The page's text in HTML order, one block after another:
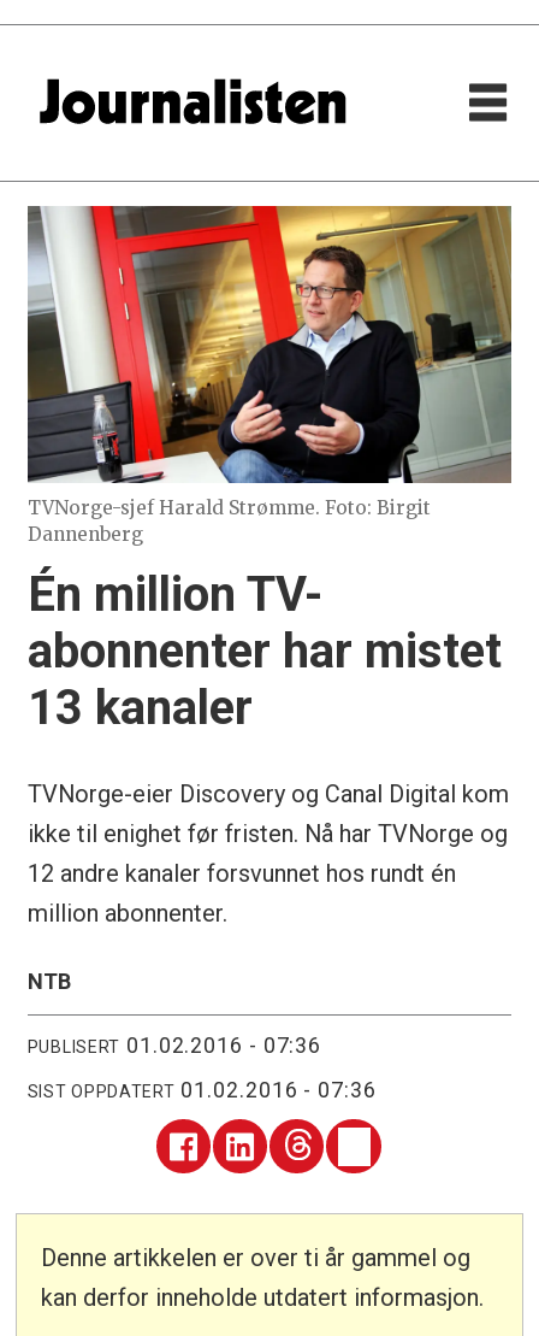
TVNorge-sjef Harald Strømme. Foto: Birgit
Dannenberg
Én million TV-
abonnenter har mistet
13 kanaler
TVNorge-eier Discovery og Canal Digital kom
ikke til enighet før fristen. Nå har TVNorge og
12 andre kanaler forsvunnet hos rundt én
million abonnenter.
NTB
PUBLISERT 01.02.2016 - 07:36
SIST OPPDATERT 01.02.2016 - 07:36
Denne artikkelen er over ti år gammel og
kan derfor inneholde utdatert informasjon.